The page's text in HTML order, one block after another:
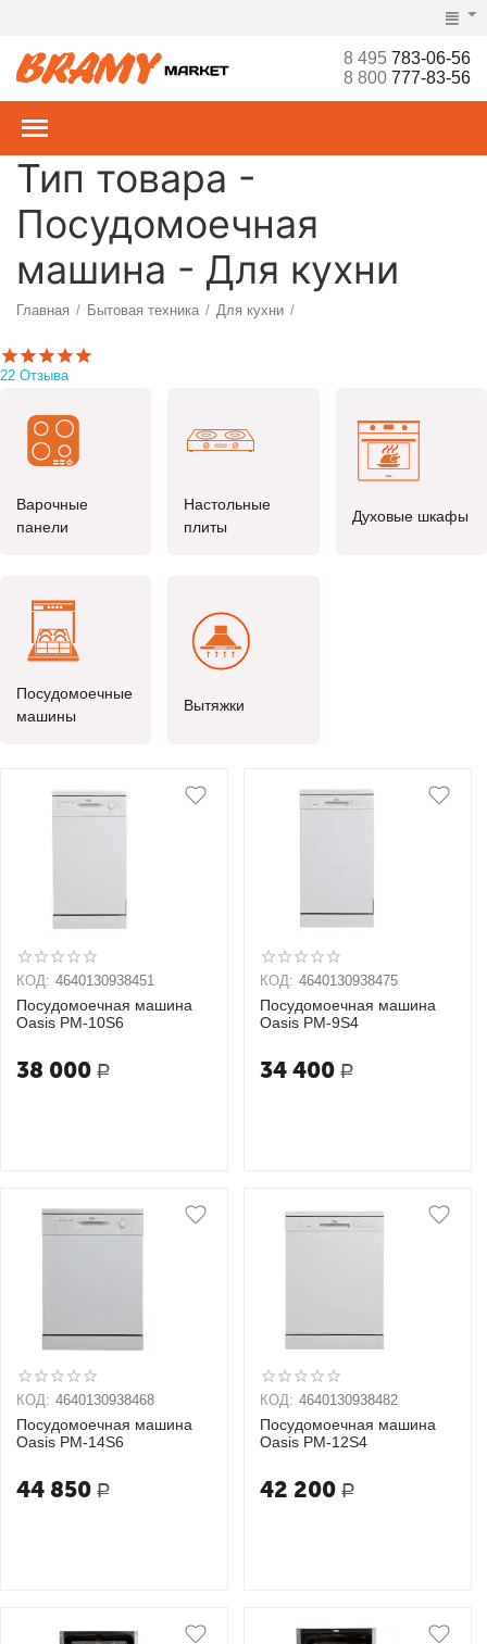
8 495783-06-56
8 800777-83-56
Тип товара -
Посудомоечная
машина - Для кухни
Главная / Бытовая техника / Для кухни /
22 Отзыва
Варочные
панели
Настольные
плиты
Духовые шкафы
Посудомоечные
машины
Вытяжки
КОД: 4640130938451
Посудомоечная машина
Oasis PM-10S6
38 000 Р
КОД: 4640130938475
Посудомоечная машина
Oasis PM-9S4
34 400 Р
КОД: 4640130938468
Посудомоечная машина
Oasis PM-14S6
44 850 Р
КОД: 4640130938482
Посудомоечная машина
Oasis PM-12S4
42 200 Р